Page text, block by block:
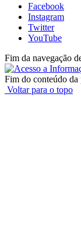
Facebook
Instagram
Twitter
YouTube
Fim da navegação
Fim do conteúdo da
Voltar para o topo